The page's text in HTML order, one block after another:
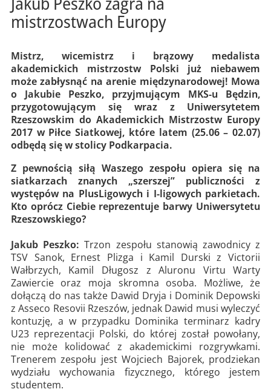
mistrzostwach Europy
Mistrz, wicemistrz i brązowy medalista
akademickich mistrzostw Polski już niebawem
może zabłysnąć na arenie międzynarodowej! Mowa
o Jakubie Peszko, przyjmującym MKS-u Będzin,
przygotowującym się wraz z Uniwersytetem
Rzeszowskim do Akademickich Mistrzostw Europy
2017 w Piłce Siatkowej, które latem (25.06 – 02.07)
odbędą się w stolicy Podkarpacia.
Z pewnością siłą Waszego zespołu opiera się na
siatkarzach znanych „szerszej” publiczności z
występów na PlusLigowych i I-ligowych parkietach.
Kto oprócz Ciebie reprezentuje barwy Uniwersytetu
Rzeszowskiego?
Jakub Peszko: Trzon zespołu stanowią zawodnicy z
TSV Sanok, Ernest Plizga i Kamil Durski z Victorii
Wałbrzych, Kamil Długosz z Aluronu Virtu Warty
Zawiercie oraz moja skromna osoba. Możliwe, że
dołączą do nas także Dawid Dryja i Dominik Depowski
z Asseco Resovii Rzeszów, jednak Dawid musi wyleczyć
kontuzję, a w przypadku Dominika terminarz kadry
U23 reprezentacji Polski, do której został powołany,
nie może kolidować z akademickimi rozgrywkami.
Trenerem zespołu jest Wojciech Bajorek, prodziekan
wydziału wychowania fizycznego, którego jestem
studentem.